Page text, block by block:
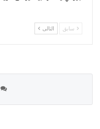
سابق التالى